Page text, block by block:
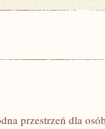
przestrzeń dla